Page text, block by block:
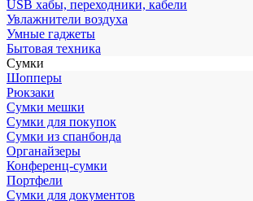
USB хабы, переходники, кабели
Увлажнители воздуха
Умные гаджеты
Бытовая техника
Сумки
Шопперы
Рюкзаки
Сумки мешки
Сумки для покупок
Сумки из спанбонда
Органайзеры
Конференц-сумки
Портфели
Сумки для документов